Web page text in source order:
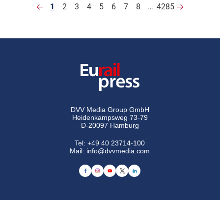
1 2 3 4 5 6 7 8 … 4285
DVV Media Group GmbH
Heidenkampsweg 73-79
D-20097 Hamburg
Tel:+49 40 23714-100
Mail: info@dvvmedia.com